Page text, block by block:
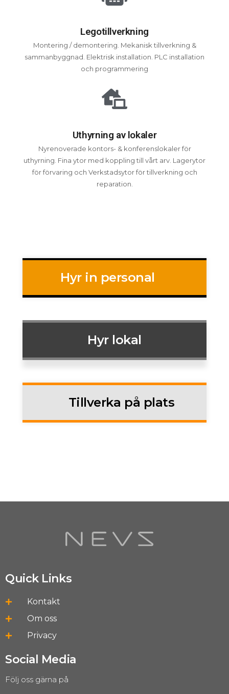
Legotillverkning
Montering / demontering. Mekanisk tillverkning &
sammanbyggnad. Elektrisk installation. PLC installation
och programmering
Uthyrning av lokaler
Nyrenoverade kontors- & konferenslokaler för
uthyrning. Fina ytor med koppling till vårt arv. Lagerytor
för förvaring och Verkstadsytor för tillverkning och
reparation.
Hyr in personal
Hyr lokal
Tillverka på plats
Quick Links
Kontakt
Om oss
Privacy
Social Media
Följ oss gärna på